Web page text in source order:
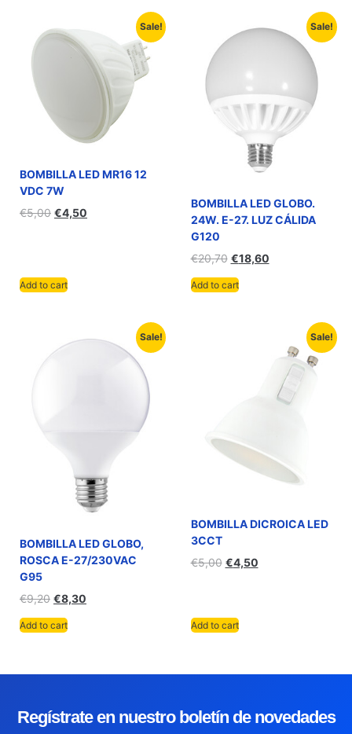
Sale!
BOMBILLA LED MR16 12
VDC 7W
€5,00 €4,50
Add to cart
Sale!
BOMBILLA LED GLOBO.
24W. E-27. LUZ CÁLIDA
G120
€20,70 €18,60
Add to cart
Sale!
BOMBILLA LED GLOBO,
ROSCA E-27/230VAC
G95
€9,20 €8,30
Add to cart
Sale!
BOMBILLA DICROICA LED
3CCT
€5,00 €4,50
Add to cart
Regístrate en nuestro boletín de novedades